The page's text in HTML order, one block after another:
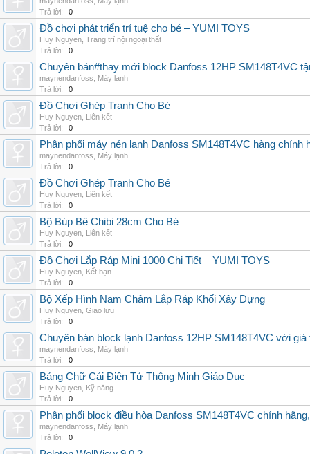
Trả lời:
0
Đồ chơi phát triển trí tuệ cho bé – YUMI TOYS
Huy Nguyen Trang trí nội ngoại thất
Trả lời:
0
Chuyên bán#thay mới block Danfoss 12HP SM148T4VC
maynendanfoss
Máy lạnh
Trả lời:
0
Đồ Chơi Ghép Tranh Cho Bé
Huy Nguyen Liên kết
Trả lời:
0
Phân phối máy nén lạnh Danfoss SM148T4VC hàng chính
maynendanfoss
Máy lạnh
Trả lời:
0
Đồ Chơi Ghép Tranh Cho Bé
Huy Nguyen Liên kết
Trả lời:
0
Bộ Búp Bê Chibi 28cm Cho Bé
Huy Nguyen Liên kết
Trả lời:
0
Đồ Chơi Lắp Ráp Mini 1000 Chi Tiết – YUMI TOYS
Huy Nguyen Kết bạn
Trả lời:
0
Bộ Xếp Hình Nam Châm Lắp Ráp Khối Xây Dựng
Huy Nguyen Giao lưu
Trả lời:
0
Chuyên bán block lạnh Danfoss 12HP SM148T4VC với
maynendanfoss
Máy lạnh
Trả lời:
0
Bảng Chữ Cái Điện Tử Thông Minh Giáo Dục
Huy Nguyen Kỹ năng
Trả lời:
0
Phân phối block điều hòa Danfoss SM148T4VC chính
maynendanfoss
Máy lạnh
Trả lời:
0